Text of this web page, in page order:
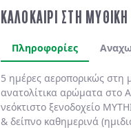
BY HILTON NEW YORK
SHELBURNE SONESTA 4*
ΚΑΛΟΚΑΙΡΙ ΣΤΗ
Πληροφορίες
5 ημέρες αεροπορικώς στη
ανατολίτικα αρώματα στο
νεόκτιστο ξενοδοχείο
& δείπνοκαθημερινά